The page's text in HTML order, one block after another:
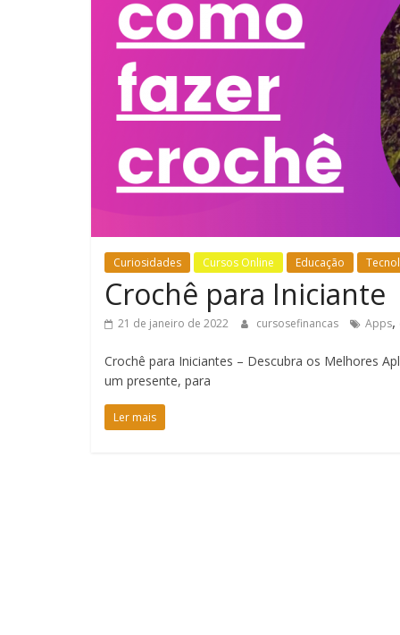
Curiosidades Cursos Online Educação
Crochê para Iniciante
21 de janeiro de 2022 cursosefinancas Apps,
Crochê para Iniciantes – Descubra os Melhores
um presente, para
Ler mais